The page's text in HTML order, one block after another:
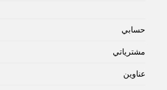
حسابي
مشترياتي
عناوين